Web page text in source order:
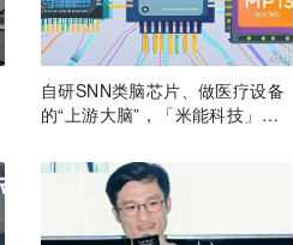
自研SNN类脑芯片、做医疗设备
的“上游大脑”，「米能科技」获